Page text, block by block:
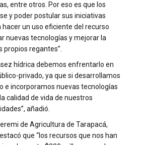
entre otros. Por eso es que los
y poder postular sus iniciativas
un uso eficiente del recurso
nuevas tecnologías y mejorar la
propios regantes”.
hídrica debemos enfrentarlo en
privado, ya que si desarrollamos
e incorporamos nuevas tecnologías
calidad de vida de nuestros
añadió.
de Agricultura de Tarapacá,
que “los recursos que nos han